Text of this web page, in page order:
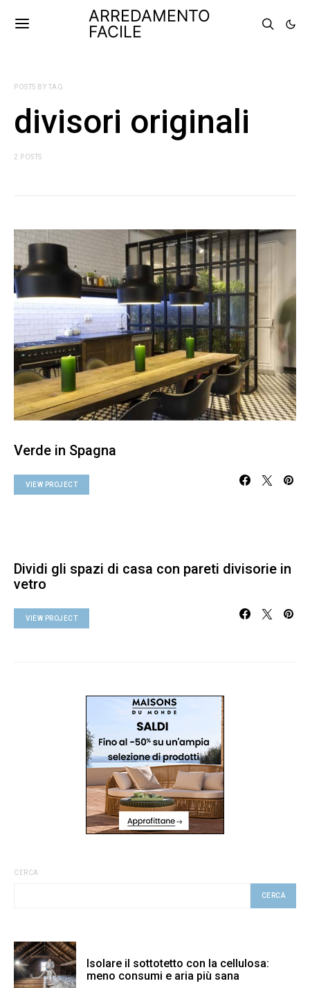
ARREDAMENTO
FACILE
POSTS BY TAG
divisori originali
2 POSTS
Verde in Spagna
VIEW PROJECT
Dividi gli spazi di casa con pareti divisorie in
vetro
VIEW PROJECT
CERCA
CERCA
Isolare il sottotetto con la cellulosa:
meno consumi e aria più sana